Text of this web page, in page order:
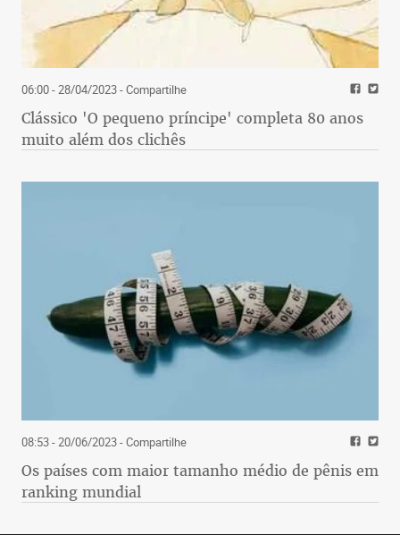
06:00 - 28/04/2023- Compartilhe
Clássico 'O pequeno príncipe' completa 80 anos
muito além dos clichês
08:53 - 20/06/2023- Compartilhe
Os países com maior tamanho médio de pênis em
ranking mundial